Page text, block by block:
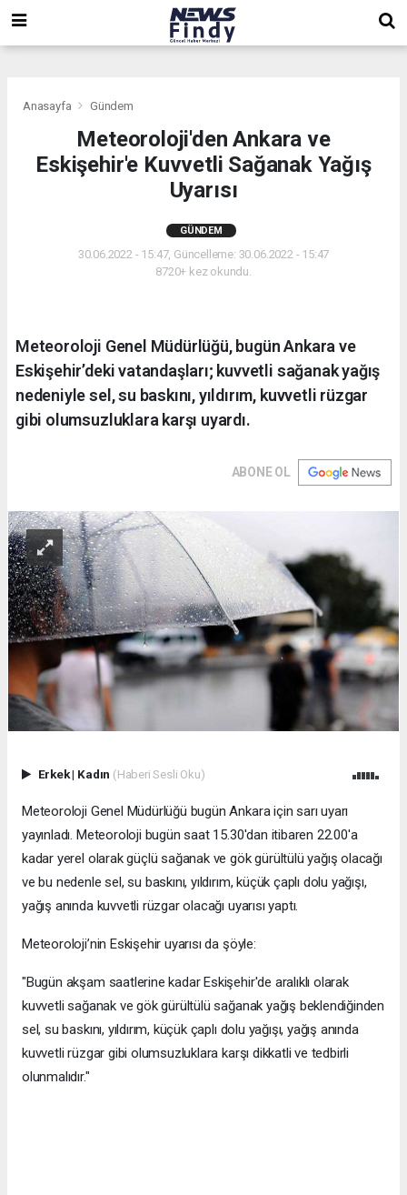
Anasayfa Gündem
Meteoroloji'den Ankara ve
Eskişehir'e Kuvvetli Sağanak Yağış
Uyarısı
GÜNDEM
30.06.2022 - 15:47, Güncelleme: 30.06.2022 - 15:47
8720+ kez okundu.
Meteoroloji Genel Müdürlüğü, bugün Ankara ve
Eskişehir’deki vatandaşları; kuvvetli sağanak yağış
nedeniyle sel, su baskını, yıldırım, kuvvetli rüzgar
gibi olumsuzluklara karşı uyardı.
ABONE OL
Erkek| Kadın (Haberi Sesli Oku)
Meteoroloji Genel Müdürlüğü bugün Ankara için sarı uyarı
yayınladı. Meteoroloji bugün saat 15.30'dan itibaren 22.00'a
kadar yerel olarak güçlü sağanak ve gök gürültülü yağış olacağı
ve bu nedenle sel, su baskını, yıldırım, küçük çaplı dolu yağışı,
yağış anında kuvvetli rüzgar olacağı uyarısı yaptı.
Meteoroloji’nin Eskişehir uyarısı da şöyle:
"Bugün akşam saatlerine kadar Eskişehir'de aralıklı olarak
kuvvetli sağanak ve gök gürültülü sağanak yağış beklendiğinden
sel, su baskını, yıldırım, küçük çaplı dolu yağışı, yağış anında
kuvvetli rüzgar gibi olumsuzluklara karşı dikkatli ve tedbirli
olunmalıdır."